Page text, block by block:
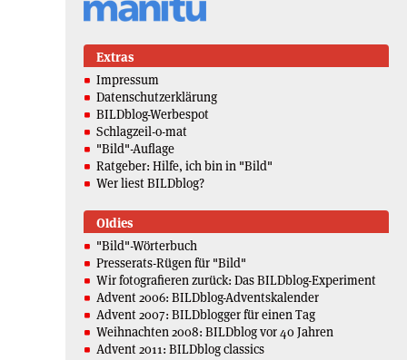
Extras
Impressum
Datenschutzerklärung
BILDblog-Werbespot
Schlagzeil-o-mat
"Bild"-Auflage
Ratgeber: Hilfe, ich bin in "Bild"
Wer liest BILDblog?
Oldies
"Bild"-Wörterbuch
Presserats-Rügen für "Bild"
Wir fotografieren zurück: Das BILDblog-Experiment
Advent 2006: BILDblog-Adventskalender
Advent 2007: BILDblogger für einen Tag
Weihnachten 2008: BILDblog vor 40 Jahren
Advent 2011: BILDblog classics